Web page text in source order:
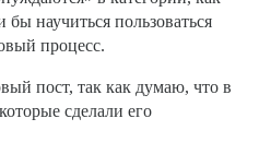
научиться пользоваться
процесс.
пост, так как думаю, что в
сделали его